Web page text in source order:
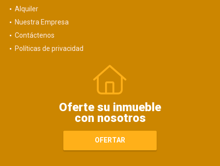
Alquiler
Nuestra Empresa
Contáctenos
Políticas de privacidad
Oferte su inmueble
con nosotros
OFERTAR